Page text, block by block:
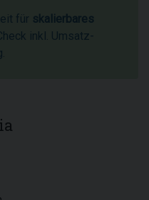
für skalierbares
inkl. Umsatz-